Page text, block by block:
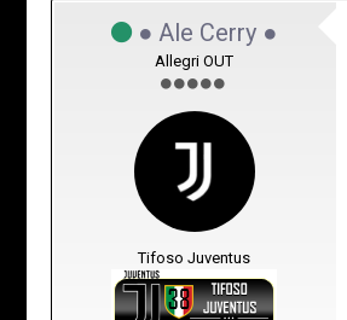
● Ale Cerry ●
Allegri OUT
Tifoso Juventus